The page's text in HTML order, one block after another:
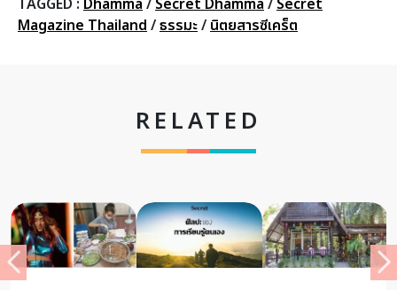
Magazine Thailand /ธรรมะ/ นิตยสารซีเคร็ต
RELATED